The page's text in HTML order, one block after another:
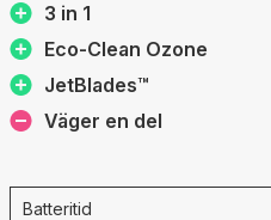
3 in 1
Eco-Clean Ozone
JetBlades™
Väger en del
Batteritid